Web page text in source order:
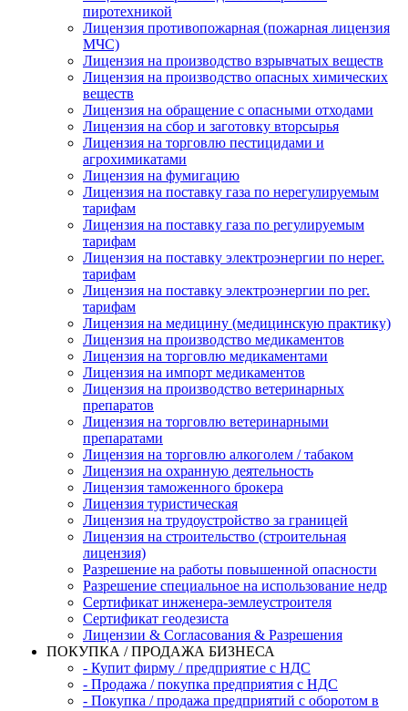
пиротехникой
Лицензия противопожарная (пожарная лицензия
МЧС)
Лицензия на производство взрывчатых веществ
Лицензия на производство опасных химических
веществ
Лицензия на обращение с опасными отходами
Лицензия на сбор и заготовку вторсырья
Лицензия на торговлю пестицидами и
агрохимикатами
Лицензия на фумигацию
Лицензия на поставку газа по нерегулируемым
тарифам
Лицензия на поставку газа по регулируемым
тарифам
Лицензия на поставку электроэнергии по нерег.
тарифам
Лицензия на поставку электроэнергии по рег.
тарифам
Лицензия на медицину (медицинскую практику)
Лицензия на производство медикаментов
Лицензия на торговлю медикаментами
Лицензия на импорт медикаментов
Лицензия на производство ветеринарных
препаратов
Лицензия на торговлю ветеринарными
препаратами
Лицензия на торговлю алкоголем / табаком
Лицензия на охранную деятельность
Лицензия таможенного брокера
Лицензия туристическая
Лицензия на трудоустройство за границей
Лицензия на строительство (строительная
лицензия)
Разрешение на работы повышенной опасности
Разрешение специальное на использование недр
Сертификат инженера-землеустроителя
Сертификат геодезиста
Лицензии & Согласования & Разрешения
ПОКУПКА / ПРОДАЖА БИЗНЕСА
- Купит фирму / предприятие с НДС
- Продажа / покупка предприятия с НДС
- Покупка / продажа предприятий с оборотом в